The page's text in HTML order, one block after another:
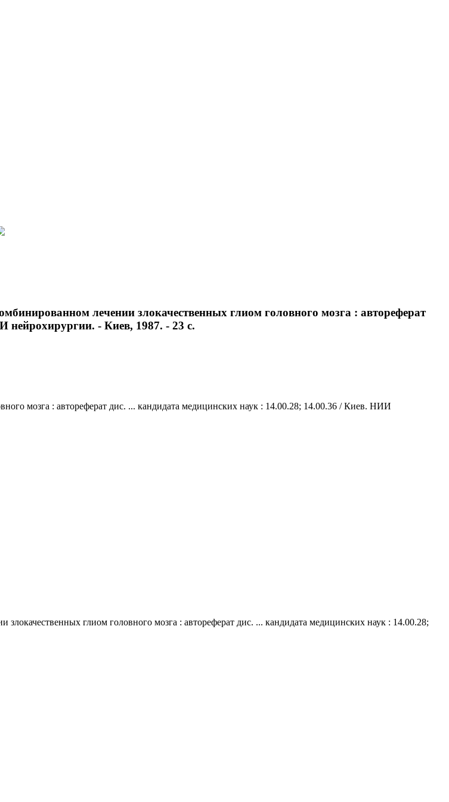
лечении злокачественных глиом головного мозга : автореферат
нейрохирургии. - Киев, 1987. - 23 с.
мозга : автореферат дис. ... кандидата медицинских наук : 14.00.28; 14.00.36 / Киев. НИИ
глиом головного мозга : автореферат дис. ... кандидата медицинских наук : 14.00.28;